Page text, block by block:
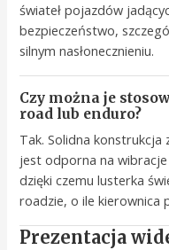
świateł pojazdów
bezpieczeństwo,
silnym nasłonecznieniu.
Czy można je
road lub enduro?
Tak. Solidna konstrukcja
jest odporna na
dzięki czemu lusterka
roadzie, o ile kierownica
Prezentacja